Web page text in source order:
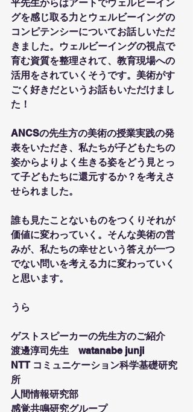
平先生からはアートでウェルビーイン
グを感じ取る力とウェルビーイングの
コンピテンシーについてお話しいただ
きました。ウェルビーイングの視点で
育む資質を整理されて、教育現場への
活用をされていくそうです。美術がす
ごく好きだというお話もいただけまし
た！
ANCSの先生方の美術の授業実践の発
表をいただき、私たちが子どもたちの
姿からよりよく生きる姿をどう見とっ
て子どもたちに還元するか？を考えさ
せられました。
誰も見たことないものをつくりそれが
価値に変わっていく。そんな美術の営
みが、私たちの幸せという答えが一つ
でない問いを考える力に変わっていく
と思います。
うら
ゲストスピーカーの先生方のご紹介
渡邊淳司先生　watanabe junji
NTT コミュニケーション科学基礎研究
所
⼈間情報研究部
感覚共鳴研究グループ